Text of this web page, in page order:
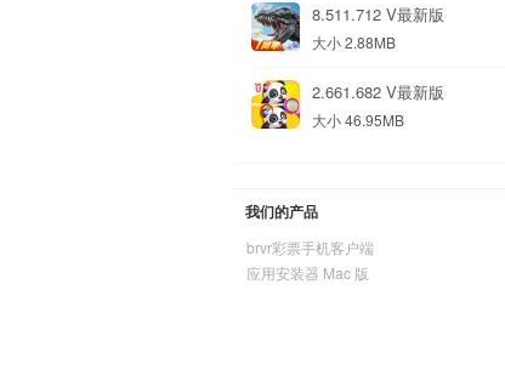
8.511.712 V最新版
大小 2.88MB
2.661.682 V最新版
大小 46.95MB
我们的产品
brvr彩票手机客户端
应用安装器 Mac 版